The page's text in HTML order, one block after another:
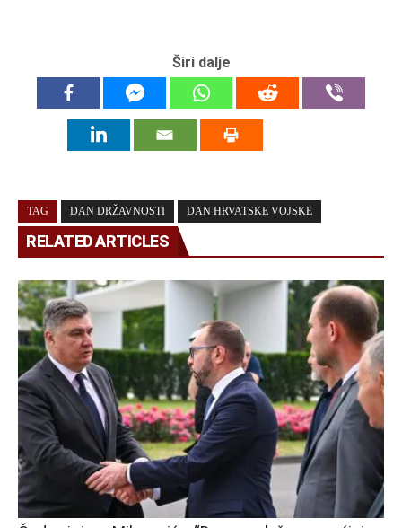
Širi dalje
TAG DAN DRŽAVNOSTI DAN HRVATSKE VOJSKE
RELATED ARTICLES